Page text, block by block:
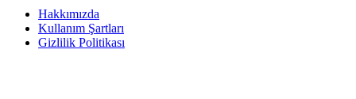
Hakkımızda
Kullanım Şartları
Gizlilik Politikası